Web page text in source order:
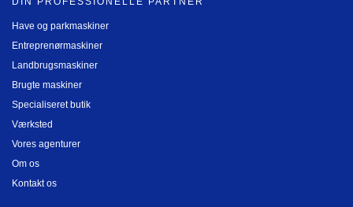
Have og parkmaskiner
Entreprenørmaskiner
Landbrugsmaskiner
Brugte maskiner
Specialiseret butik
Værksted
Vores agenturer
Om os
Kontakt os